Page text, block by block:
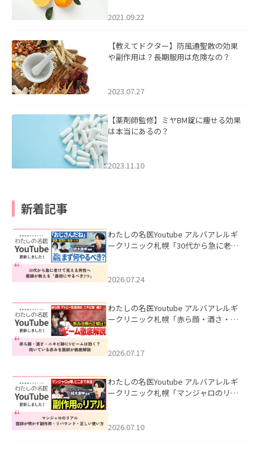
2021.09.22
【教えてドクター】防風通聖散の効果
や副作用は？長期服用は危険なの？
2023.07.27
【薬剤師監修】ミヤBM錠に痩せる効果
は本当にあるの？
2023.11.10
新着記事
わたしの名医Youtube アルバアレルギ
ークリニック札幌「30代から急に老け
た。
2026.07.24
わたしの名医Youtube アルバアレルギ
ークリニック札幌「赤ら顔・酒さ・ニ
した。
2026.07.17
わたしの名医Youtube アルバアレルギ
ークリニック札幌「マンジャロのリア
た。
2026.07.10